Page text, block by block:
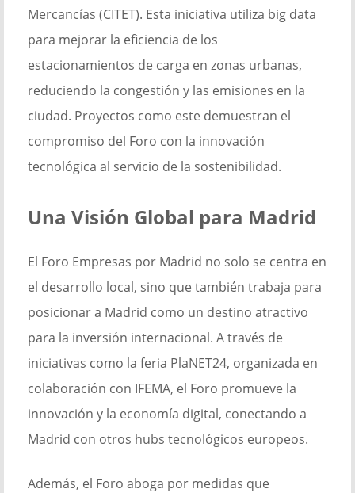
Mercancías (CITET). Esta iniciativa utiliza big data
para mejorar la eficiencia de los
estacionamientos de carga en zonas urbanas,
reduciendo la congestión y las emisiones en la
ciudad. Proyectos como este demuestran el
compromiso del Foro con la innovación
tecnológica al servicio de la sostenibilidad.
Una Visión Global para Madrid
El Foro Empresas por Madrid no solo se centra en
el desarrollo local, sino que también trabaja para
posicionar a Madrid como un destino atractivo
para la inversión internacional. A través de
iniciativas como la feria PlaNET24, organizada en
colaboración con IFEMA, el Foro promueve la
innovación y la economía digital, conectando a
Madrid con otros hubs tecnológicos europeos.
Además, el Foro aboga por medidas que